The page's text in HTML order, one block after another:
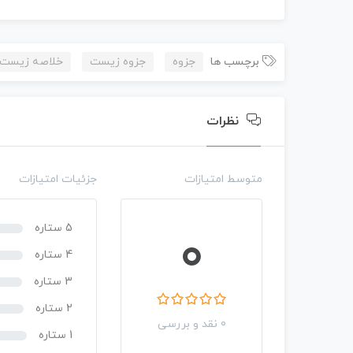
برچسب ها جزوه جزوه زیست خلاصه زیست
نظرات
متوسط امتیازات
0
0 نقد و بررسی
جزئیات امتیازات
5 ستاره
4 ستاره
3 ستاره
2 ستاره
1 ستاره